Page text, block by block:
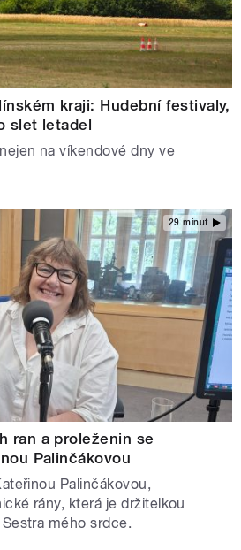
kraji: Hudební festivaly,
slet letadel
na víkendové dny ve
29 minut
ran a proleženin se
Palinčákovou
Palinčákovou,
rány, která je držitelkou
mého srdce.